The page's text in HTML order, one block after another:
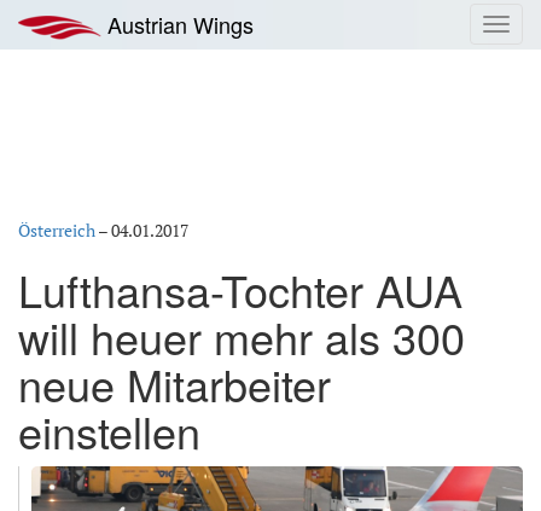
Inhalt
springen
Austrian Wings
Österreich–04.01.2017
Lufthansa-Tochter AUA
will heuer mehr als 300
neue Mitarbeiter
einstellen